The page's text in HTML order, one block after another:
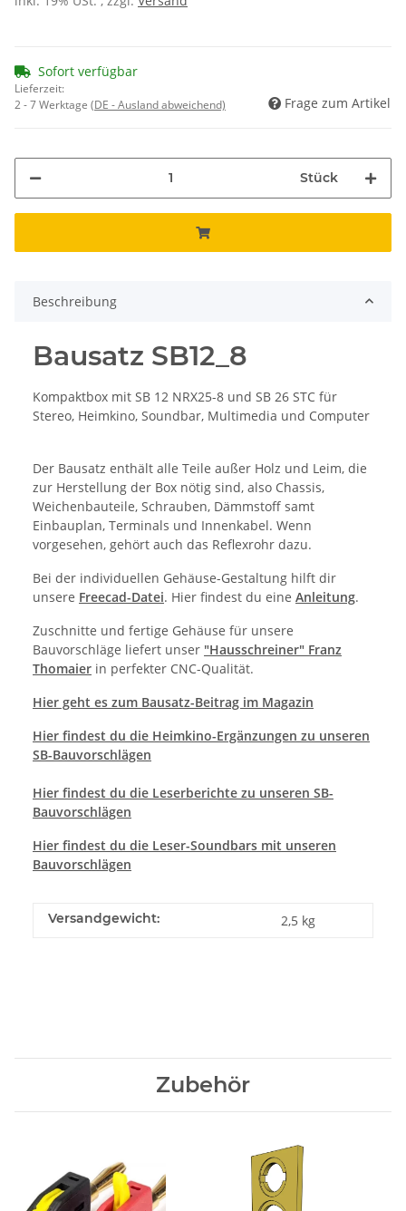
Sofort verfügbar
Lieferzeit:
2 - 7 Werktage (DE - Ausland abweichend) Frage zum Artikel
Stück
Beschreibung
Bausatz SB12_8
Kompaktbox mit SB 12 NRX25-8 und SB 26 STC für
Stereo, Heimkino, Soundbar, Multimedia und Computer
Der Bausatz enthält alle Teile außer Holz und Leim, die
zur Herstellung der Box nötig sind, also Chassis,
Weichenbauteile, Schrauben, Dämmstoff samt
Einbauplan, Terminals und Innenkabel. Wenn
vorgesehen, gehört auch das Reflexrohr dazu.
Bei der individuellen Gehäuse-Gestaltung hilft dir
unsere Freecad-Datei. Hier findest du eine Anleitung.
Zuschnitte und fertige Gehäuse für unsere
Bauvorschläge liefert unser "Hausschreiner" Franz
Thomaier in perfekter CNC-Qualität.
Hier geht es zum Bausatz-Beitrag im Magazin
Hier findest du die Heimkino-Ergänzungen zu unseren
SB-Bauvorschlägen
Hier findest du die Leserberichte zu unseren SB-
Bauvorschlägen
Hier findest du die Leser-Soundbars mit unseren
Bauvorschlägen
Versandgewicht: 2,5 kg
Zubehör